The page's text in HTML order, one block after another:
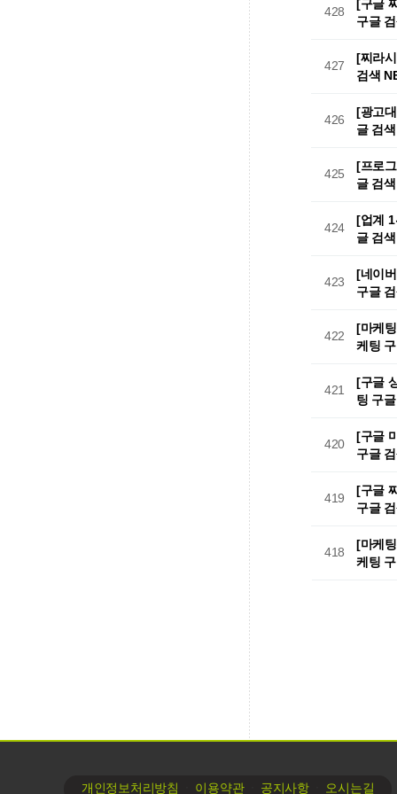
428
[구글
구글
427
[찌라
검색
426
[광고
글 검
425
[프로
글 검
424
[업계
글 검
423
[네이
구글
422
[마케
케팅
421
[구글
팅 구
420
[구글
구글
419
[구글
구글
418
[마케
케팅
개인정보처리방침 이용약관∙ 공지사항∙ 오시는길